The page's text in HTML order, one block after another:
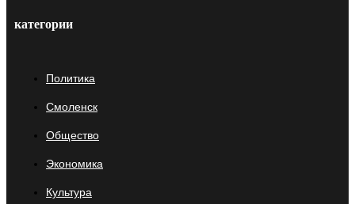
категории
Политика
Смоленск
Общество
Экономика
Культура